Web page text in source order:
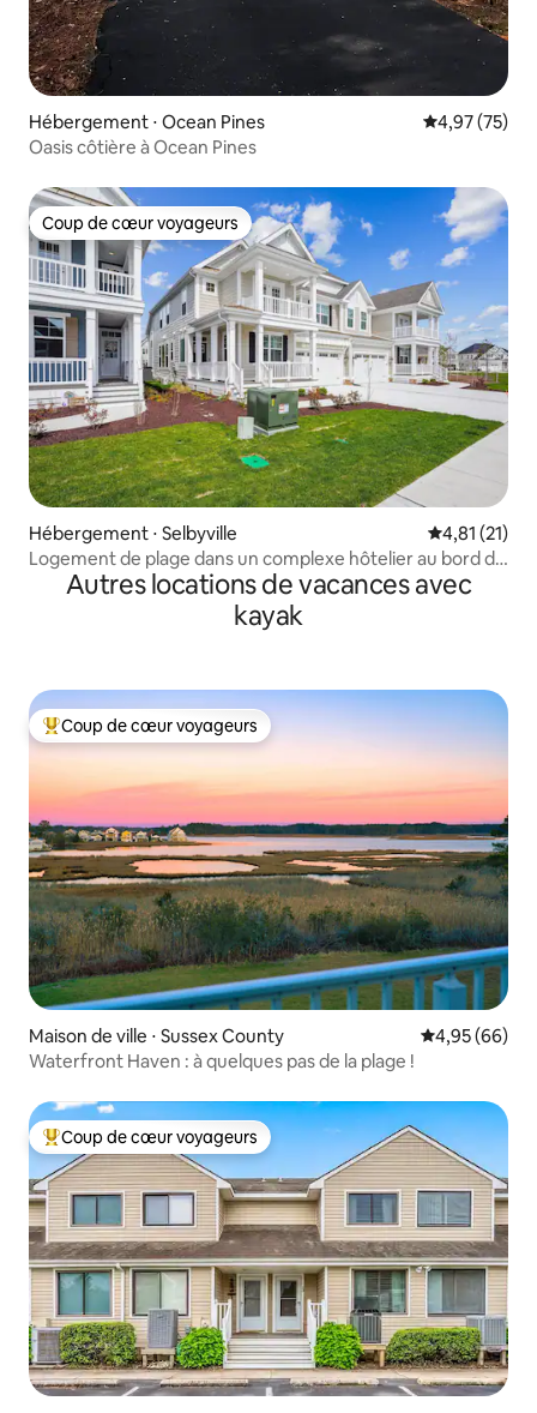
Hébergement ⋅ Ocean Pines Évaluation
4,97 (75)
Oasis côtière à Ocean Pines
Coup de cœur voyageurs
Coup de cœur voyageurs
Hébergement ⋅ Selbyville Évaluation
4,81 (21)
Logement de plage dans un complexe hôtelier au bord de
la baieAutres locations de vacances avec
kayak
Coups de cœur voyageurs les plus appréciés
Coup de cœur voyageurs
Maison de ville ⋅ Sussex County Évaluation
4,95 (66)
Waterfront Haven : à quelques pas de la plage !
Coups de cœur voyageurs les plus appréciés
Coup de cœur voyageurs